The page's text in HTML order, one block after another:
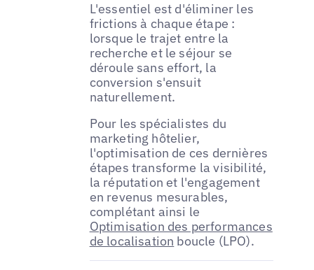
L'essentiel est d'éliminer les
frictions à chaque étape :
lorsque le trajet entre la
recherche et le séjour se
déroule sans effort, la
conversion s'ensuit
naturellement.
Pour les spécialistes du
marketing hôtelier,
l'optimisation de ces dernières
étapes transforme la visibilité,
la réputation et l'engagement
en revenus mesurables,
complétant ainsi le
Optimisation des performances
de localisation boucle (LPO).